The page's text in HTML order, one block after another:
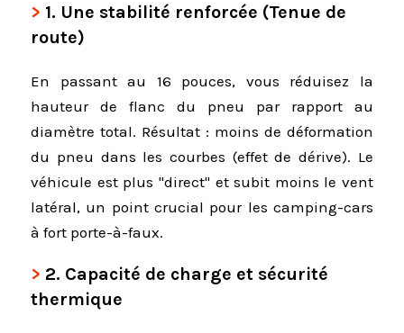
1. Une stabilité renforcée (Tenue de
route)
En passant au 16 pouces, vous réduisez la
hauteur de flanc du pneu par rapport au
diamètre total. Résultat : moins de déformation
du pneu dans les courbes (effet de dérive). Le
véhicule est plus "direct" et subit moins le vent
latéral, un point crucial pour les camping-cars
à fort porte-à-faux.
2. Capacité de charge et sécurité
thermique